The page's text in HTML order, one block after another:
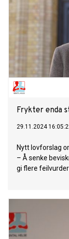
Frykter enda
29.11.2024
Nytt lovforslag
– Å senke
gi flere